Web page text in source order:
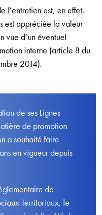
l’entretien est, en effet,
est appréciée la valeur
vue d’un éventuel
interne (article 8 du
2014).
de ses Lignes
de promotion
a souhaité faire
en vigueur depuis
de
Territoriaux, le